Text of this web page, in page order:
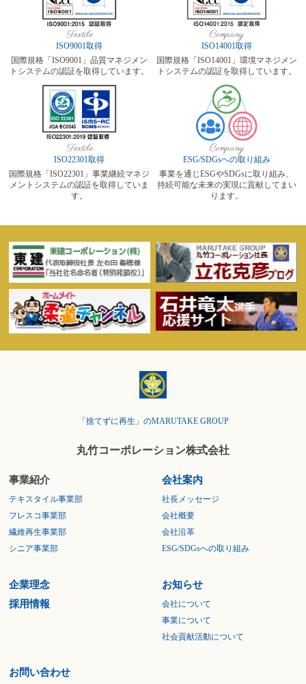
Textile
ISO9001取得
国際規格「ISO9001」品質マネジメン
トシステムの認証を取得しています。
Company
ISO14001取得
国際規格「ISO14001」環境マネジメン
トシステムの認証を取得しています。
Textile
ISO22301取得
国際規格「ISO22301」事業継続マネジ
メントシステムの認証を取得していま
す。
Company
ESG/SDGsへの取り組み
事業を通じESGやSDGsに取り組み、
持続可能な未来の実現に貢献してまい
ります。
「捨てずに再生」のMARUTAKE GROUP
丸竹コーポレーション株式会社
事業紹介
テキスタイル事業部
フレスコ事業部
繊維再生事業部
シニア事業部
会社案内
社長メッセージ
会社概要
会社沿革
ESG/SDGsへの取り組み
企業理念
採用情報
お知らせ
会社について
事業について
社会貢献活動について
お問い合わせ